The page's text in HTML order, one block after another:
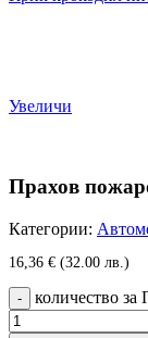
Увеличи
Прахов
Категории:
16,36 € (32.00 лв.)
количество